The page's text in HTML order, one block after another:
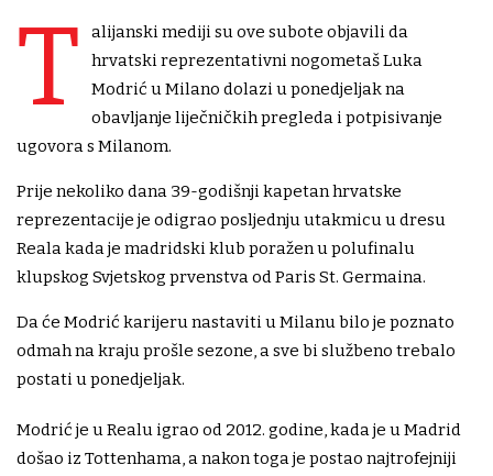
T
alijanski mediji su ove subote objavili da
hrvatski reprezentativni nogometaš Luka
Modrić u Milano dolazi u ponedjeljak na
obavljanje liječničkih pregleda i potpisivanje
ugovora s Milanom.
Prije nekoliko dana 39-godišnji kapetan hrvatske
reprezentacije je odigrao posljednju utakmicu u dresu
Reala kada je madridski klub poražen u polufinalu
klupskog Svjetskog prvenstva od Paris St. Germaina.
Da će Modrić karijeru nastaviti u Milanu bilo je poznato
odmah na kraju prošle sezone, a sve bi službeno trebalo
postati u ponedjeljak.
Modrić je u Realu igrao od 2012. godine, kada je u Madrid
došao iz Tottenhama, a nakon toga je postao najtrofejniji